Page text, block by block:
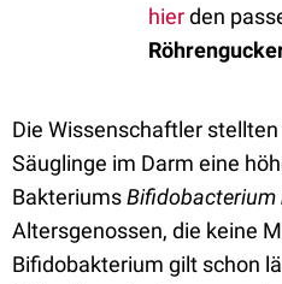
hierden
Die Wissenschaftler
Säuglinge im Darm eine
BakteriumsBifidobacterium
Altersgenossen, die keine
Bifidobakterium gilt schon